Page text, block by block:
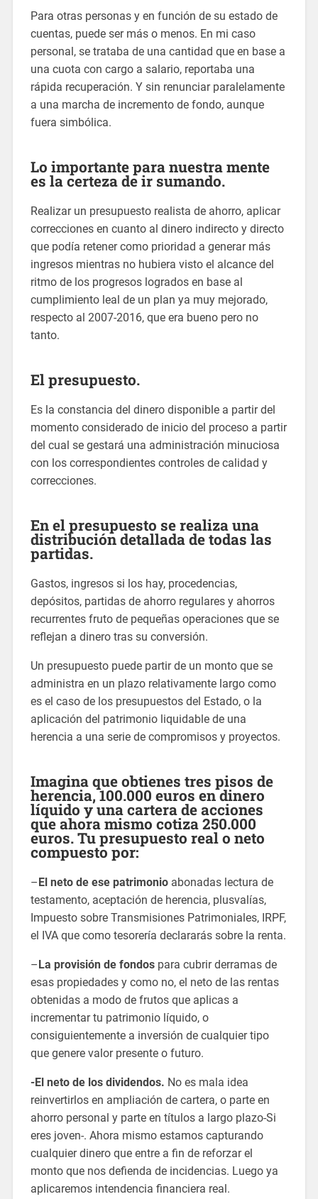
Para otras personas y en función de su estado de
cuentas, puede ser más o menos. En mi caso
personal, se trataba de una cantidad que en base a
una cuota con cargo a salario, reportaba una
rápida recuperación. Y sin renunciar paralelamente
a una marcha de incremento de fondo, aunque
fuera simbólica.
Lo importante para nuestra mente
es la certeza de ir sumando.
Realizar un presupuesto realista de ahorro, aplicar
correcciones en cuanto al dinero indirecto y directo
que podía retener como prioridad a generar más
ingresos mientras no hubiera visto el alcance del
ritmo de los progresos logrados en base al
cumplimiento leal de un plan ya muy mejorado,
respecto al 2007-2016, que era bueno pero no
tanto.
El presupuesto.
Es la constancia del dinero disponible a partir del
momento considerado de inicio del proceso a partir
del cual se gestará una administración minuciosa
con los correspondientes controles de calidad y
correcciones.
En el presupuesto se realiza una
distribución detallada de todas las
partidas.
Gastos, ingresos si los hay, procedencias,
depósitos, partidas de ahorro regulares y ahorros
recurrentes fruto de pequeñas operaciones que se
reflejan a dinero tras su conversión.
Un presupuesto puede partir de un monto que se
administra en un plazo relativamente largo como
es el caso de los presupuestos del Estado, o la
aplicación del patrimonio liquidable de una
herencia a una serie de compromisos y proyectos.
Imagina que obtienes tres pisos de
herencia, 100.000 euros en dinero
líquido y una cartera de acciones
que ahora mismo cotiza 250.000
euros. Tu presupuesto real o neto
compuesto por:
–El neto de ese patrimonioabonadas lectura de
testamento, aceptación de herencia, plusvalías,
Impuesto sobre Transmisiones Patrimoniales, IRPF,
el IVA que como tesorería declararás sobre la renta.
–La provisión de fondospara cubrir derramas de
esas propiedades y como no, el neto de las rentas
obtenidas a modo de frutos que aplicas a
incrementar tu patrimonio líquido, o
consiguientemente a inversión de cualquier tipo
que genere valor presente o futuro.
-El neto de los dividendos. No es mala idea
reinvertirlos en ampliación de cartera, o parte en
ahorro personal y parte en títulos a largo plazo-Si
eres joven-. Ahora mismo estamos capturando
cualquier dinero que entre a fin de reforzar el
monto que nos defienda de incidencias. Luego ya
aplicaremos intendencia financiera real.